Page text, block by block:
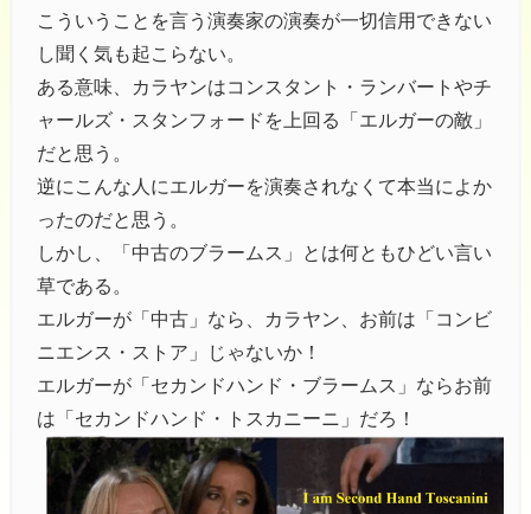
こういうことを言う演奏家の演奏が一切信用できない
し聞く気も起こらない。
ある意味、カラヤンはコンスタント・ランバートやチ
ャールズ・スタンフォードを上回る「エルガーの敵」
だと思う。
逆にこんな人にエルガーを演奏されなくて本当によか
ったのだと思う。
しかし、「中古のブラームス」とは何ともひどい言い
草である。
エルガーが「中古」なら、カラヤン、お前は「コンビ
ニエンス・ストア」じゃないか！
エルガーが「セカンドハンド・ブラームス」ならお前
は「セカンドハンド・トスカニーニ」だろ！